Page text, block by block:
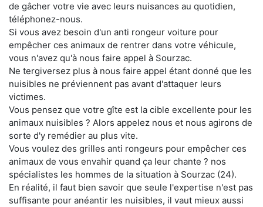
de gâcher votre vie avec leurs nuisances au quotidien,
téléphonez-nous.
Si vous avez besoin d'un anti rongeur voiture pour
empêcher ces animaux de rentrer dans votre véhicule,
vous n'avez qu'à nous faire appel à Sourzac.
Ne tergiversez plus à nous faire appel étant donné que les
nuisibles ne préviennent pas avant d'attaquer leurs
victimes.
Vous pensez que votre gîte est la cible excellente pour les
animaux nuisibles ? Alors appelez nous et nous agirons de
sorte d'y remédier au plus vite.
Vous voulez des grilles anti rongeurs pour empêcher ces
animaux de vous envahir quand ça leur chante ? nos
spécialistes les hommes de la situation à Sourzac (24).
En réalité, il faut bien savoir que seule l'expertise n'est pas
suffisante pour anéantir les nuisibles, il vaut mieux aussi